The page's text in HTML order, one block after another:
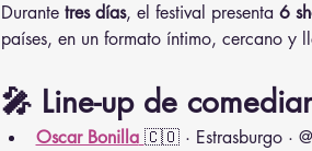
Durante tres días, el festival presenta 6
países, en un formato íntimo, cercano y
🎤 Line-up de
Oscar Bonilla 🇨🇴 · Estrasburgo ·